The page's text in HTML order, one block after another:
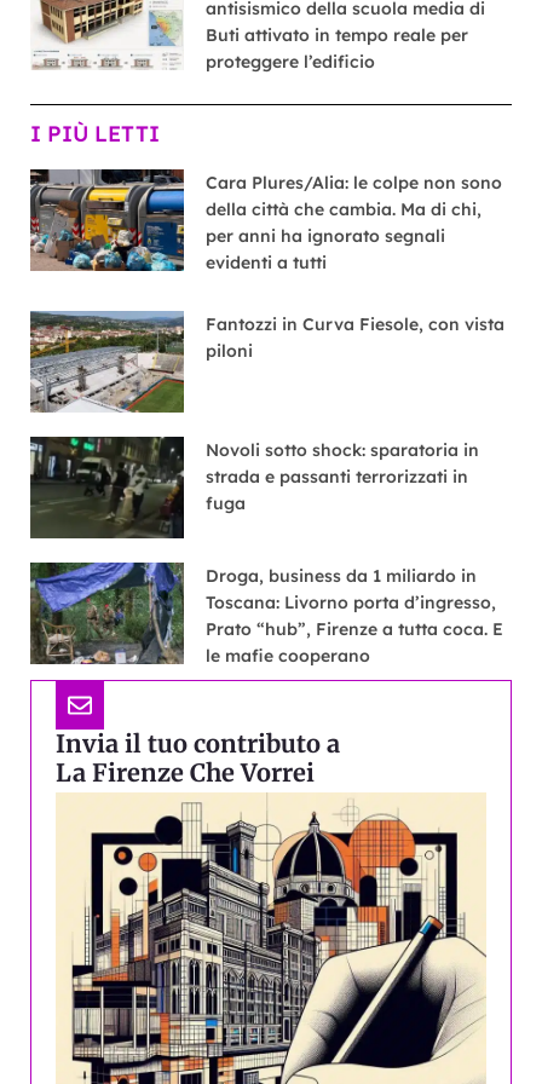
antisismico della scuola media di
Buti attivato in tempo reale per
proteggere l’edificio
I PIÙ LETTI
Cara Plures/Alia: le colpe non sono
della città che cambia. Ma di chi,
per anni ha ignorato segnali
evidenti a tutti
Fantozzi in Curva Fiesole, con vista
piloni
Novoli sotto shock: sparatoria in
strada e passanti terrorizzati in
fuga
Droga, business da 1 miliardo in
Toscana: Livorno porta d’ingresso,
Prato “hub”, Firenze a tutta coca. E
le mafie cooperano
Invia il tuo contributo a
La Firenze Che Vorrei